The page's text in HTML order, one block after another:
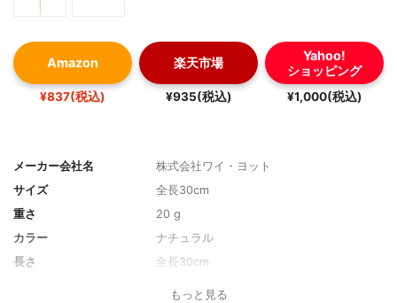
Amazon
¥837(税込)
楽天市場
¥935(税込)
Yahoo!
ショッピング
¥1,000(税込)
メーカー会社名
株式会社ワイ・ヨット
サイズ
全長30cm
重さ
20 g
カラー
ナチュラル
長さ
全長30cm
国産天然竹
もっと見る